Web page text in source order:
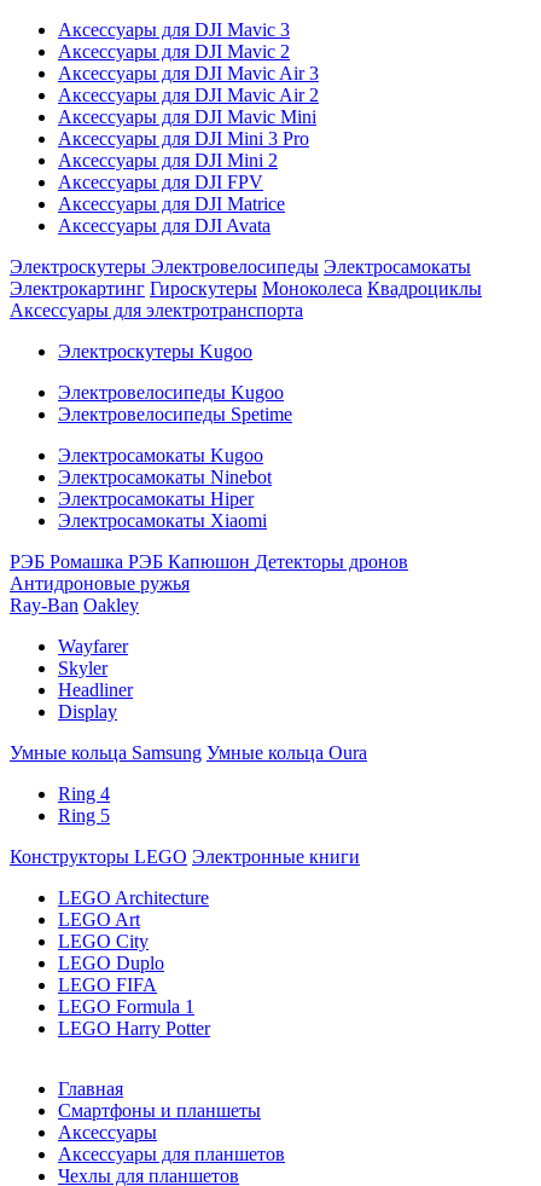
Аксессуары для DJI Mavic 3
Аксессуары для DJI Mavic 2
Аксессуары для DJI Mavic Air 3
Аксессуары для DJI Mavic Air 2
Аксессуары для DJI Mavic Mini
Аксессуары для DJI Mini 3 Pro
Аксессуары для DJI Mini 2
Аксессуары для DJI FPV
Аксессуары для DJI Matrice
Аксессуары для DJI Avata
Электроскутеры Электровелосипеды Электросамокаты
Электрокартинг Гироскутеры Моноколеса Квадроциклы
Аксессуары для электротранспорта
Электроскутеры Kugoo
Электровелосипеды Kugoo
Электровелосипеды Spetime
Электросамокаты Kugoo
Электросамокаты Ninebot
Электросамокаты Hiper
Электросамокаты Xiaomi
РЭБ Ромашка РЭБ Капюшон Детекторы дронов
Антидроновые ружья
Ray-Ban Oakley
Wayfarer
Skyler
Headliner
Display
Умные кольца Samsung Умные кольца Oura
Ring 4
Ring 5
Конструкторы LEGO Электронные книги
LEGO Architecture
LEGO Art
LEGO City
LEGO Duplo
LEGO FIFA
LEGO Formula 1
LEGO Harry Potter
Главная
Смартфоны и планшеты
Аксессуары
Аксессуары для планшетов
Чехлы для планшетов